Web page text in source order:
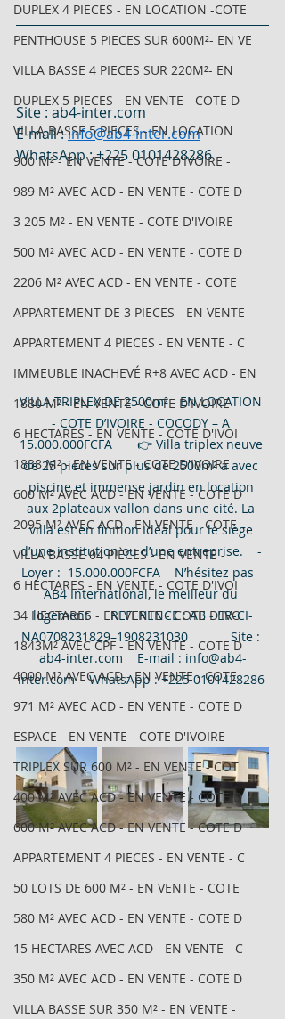
DUPLEX 4 PIECES - EN LOCATION -COTE
PENTHOUSE 5 PIECES SUR 600M²- EN VE
VILLA BASSE 4 PIECES SUR 220M²- EN
DUPLEX 5 PIECES - EN VENTE - COTE D
VILLA BASSE 5 PIECES - EN LOCATION
900 M² - EN VENTE - COTE D'IVOIRE -
989 M² AVEC ACD - EN VENTE - COTE D
3 205 M² - EN VENTE - COTE D'IVOIRE
500 M² AVEC ACD - EN VENTE - COTE D
2206 M² AVEC ACD - EN VENTE - COTE
APPARTEMENT DE 3 PIECES - EN VENTE
APPARTEMENT 4 PIECES - EN VENTE - C
IMMEUBLE INACHEVÉ R+8 AVEC ACD - EN
1880 M² - EN VENTE - COTE D'IVOIRE
6 HECTARES - EN VENTE - COTE D'IVOI
1838 M² - EN VENTE - COTE D'IVOIRE
600 M² AVEC ACD - EN VENTE - COTE D
2095 M² AVEC ACD - EN VENTE - COTE
VILLA BASSE 04 PIÈCES - EN VENTE -
6 HECTARES - EN VENTE - COTE D'IVOI
34 HECTARES - EN VENTE - COTE D'IVO
1843M² AVEC CPF - EN VENTE - COTE D
4000 M² AVEC ACD - EN VENTE - COTE
971 M² AVEC ACD - EN VENTE - COTE D
ESPACE - EN VENTE - COTE D'IVOIRE -
TRIPLEX SUR 600 M² - EN VENTE - COT
400 M² AVEC ACD - EN VENTE - COTE D
600 M² AVEC ACD - EN VENTE - COTE D
APPARTEMENT 4 PIECES - EN VENTE - C
50 LOTS DE 600 M² - EN VENTE - COTE
580 M² AVEC ACD - EN VENTE - COTE D
15 HECTARES AVEC ACD - EN VENTE - C
350 M² AVEC ACD - EN VENTE - COTE D
VILLA BASSE SUR 350 M² - EN VENTE -
Site : ab4-inter.com
E-mail : info@ab4-inter.com
WhatsApp : +225 0101428286
VILLA TRIPLEX DE 2500m² - EN LOCATION
- COTE D’IVOIRE - COCODY – A
15.000.000FCFA       👉 Villa triplex neuve
de 25 pièces sur plus de 2500m² à avec
piscine et immense jardin en location
aux 2plateaux vallon dans une cité. La
villa est en finition Idéal pour le siège
d’une institution ou d’une entreprise.    -
Loyer :  15.000.000FCFA    N’hésitez pas
AB4 International, le meilleur du
logement      REFERENCE : AB - ER-CI-
NA0708231829–1908231030            Site :
ab4-inter.com    E-mail : info@ab4-
inter.com    WhatsApp : +225 0101428286